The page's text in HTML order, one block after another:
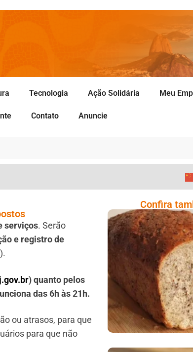
Tecnologia Ação Solidária Meu
Contato Anuncie
serviços. Serão
e registro de
) quanto pelos
das 6h às 21h.
ou atrasos, para que
para que não
Confira
Comer Bem:
Carb